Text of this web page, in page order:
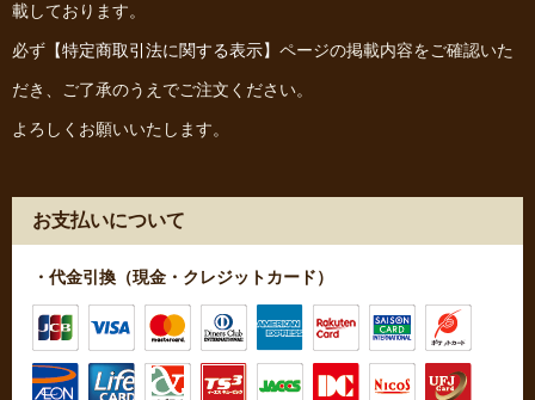
載しております。
必ず 【特定商取引法に関する表示】 ページの掲載内容をご確認いた
だき、ご了承のうえでご注文ください。
よろしくお願いいたします。
お支払いについて
・代金引換（現金・クレジットカード）